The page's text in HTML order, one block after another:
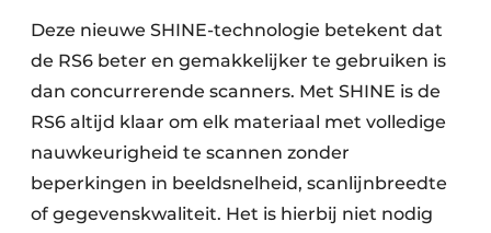
Deze nieuwe SHINE-technologie betekent dat
de RS6 beter en gemakkelijker te gebruiken is
dan concurrerende scanners. Met SHINE is de
RS6 altijd klaar om elk materiaal met volledige
nauwkeurigheid te scannen zonder
beperkingen in beeldsnelheid, scanlijnbreedte
of gegevenskwaliteit. Het is hierbij niet nodig